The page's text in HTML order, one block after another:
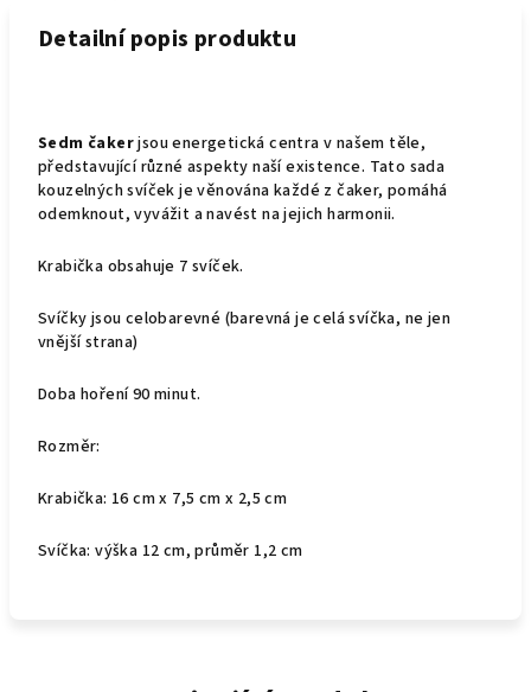
Detailní popis produktu
Sedm čakerjsou energetická centra v našem těle,
představující různé aspekty naší existence. Tato sada
kouzelných svíček je věnována každé z čaker, pomáhá
odemknout, vyvážit a navést na jejich harmonii.
Krabička obsahuje 7 svíček.
Svíčky jsou celobarevné (barevná je celá svíčka, ne jen
vnější strana)
Doba hoření 90 minut.
Rozměr:
Krabička: 16 cm x 7,5 cm x 2,5 cm
Svíčka: výška 12 cm, průměr 1,2 cm